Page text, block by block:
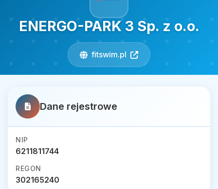
ENERGO-PARK 3 Sp. z o.o.
fitswim.pl
Dane rejestrowe
NIP
6211811744
REGON
302165240